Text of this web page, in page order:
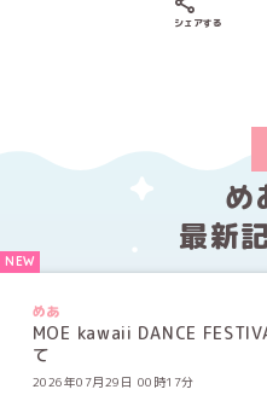
シェアする
め
最新
めあ
MOE kawaii DANCE
て
2026年07月29日 00時17分